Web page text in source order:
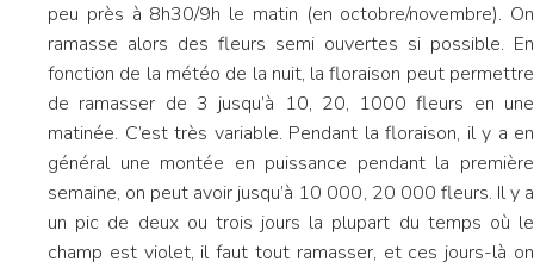
peu près à 8h30/9h le matin (en octobre/novembre). On
ramasse alors des fleurs semi ouvertes si possible. En
fonction de la météo de la nuit, la floraison peut permettre
de ramasser de 3 jusqu’à 10, 20, 1000 fleurs en une
matinée. C’est très variable. Pendant la floraison, il y a en
général une montée en puissance pendant la première
semaine, on peut avoir jusqu’à 10 000, 20 000 fleurs. Il y a
un pic de deux ou trois jours la plupart du temps où le
champ est violet, il faut tout ramasser, et ces jours-là on